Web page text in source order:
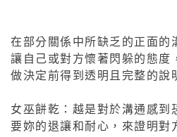
在部分關係中所缺乏的正面的
讓自己或對方懷著閃躲的態度
做決定前得到透明且完整的說
女巫餅乾：越是對於溝通感到
要妳的退讓和耐心，來證明對